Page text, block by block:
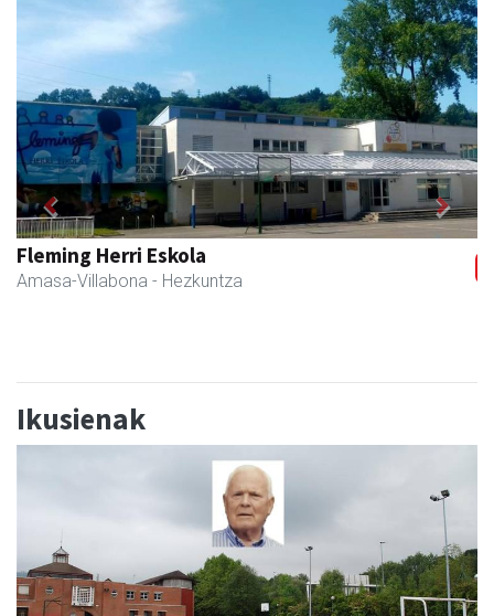
Eizmendi anaiak
Amasa-Villabona - Armategia
Previous Next
Ikusienak